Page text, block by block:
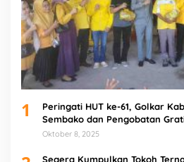
1
Peringati HUT ke-61, Golkar
Sembako dan Pengobatan
Oktober 8, 2025
Segera Kumpulkan Tokoh